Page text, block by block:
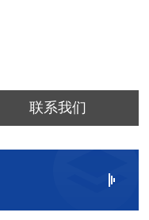
联系我们